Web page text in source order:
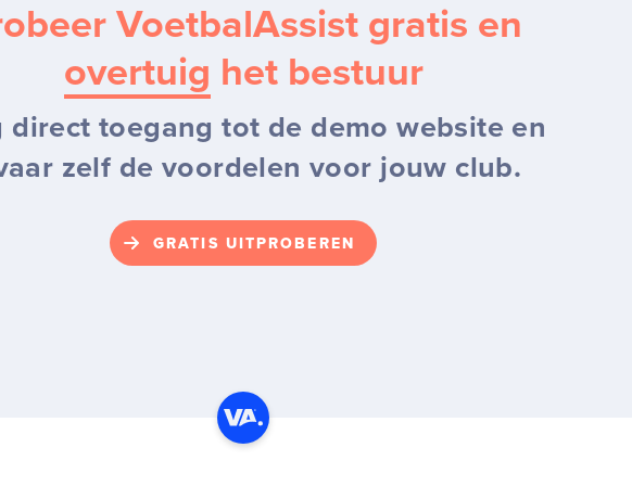
VoetbalAssist gratis en
overtuig het bestuur
direct toegang tot de demo website en
zelf de voordelen voor jouw club.
GRATIS UITPROBEREN